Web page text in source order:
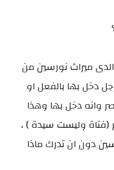
ميراث نورسين من
دخل بها بالفعل او
وانه دخل بها وهذا
(فتاة وليست سيدة ) ،
دون ان تدرك ماذا